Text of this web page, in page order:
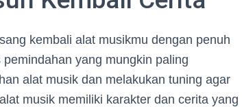
kembali alat musikmu dengan penuh
yang mungkin paling
alat musik dan melakukan tuning agar
musik memiliki karakter dan cerita yang